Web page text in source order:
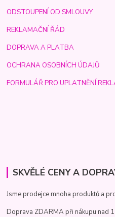
ODSTOUPENÍ OD SMLOUVY
REKLAMAČNÍ ŘÁD
DOPRAVA A PLATBA
OCHRANA OSOBNÍCH ÚDAJŮ
FORMULÁŘ PRO UPLATNĚNÍ
SKVĚLÉ CENY A
Jsme prodejce mnoha produktů a
Doprava ZDARMA při nákupu nad